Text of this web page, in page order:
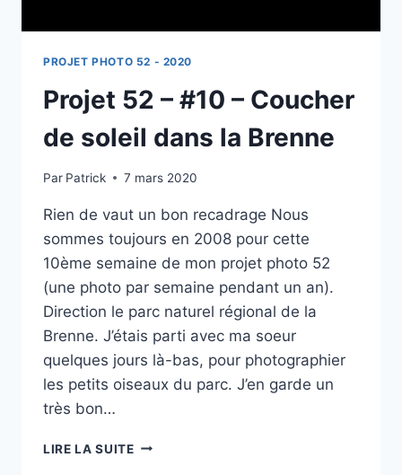
PROJET PHOTO 52 - 2020
Projet 52 – #10 – Coucher
de soleil dans la Brenne
Par Patrick 7 mars 2020
Rien de vaut un bon recadrage Nous
sommes toujours en 2008 pour cette
10ème semaine de mon projet photo 52
(une photo par semaine pendant un an).
Direction le parc naturel régional de la
Brenne. J’étais parti avec ma soeur
quelques jours là-bas, pour photographier
les petits oiseaux du parc. J’en garde un
très bon…
LIRE LA SUITEPROJET